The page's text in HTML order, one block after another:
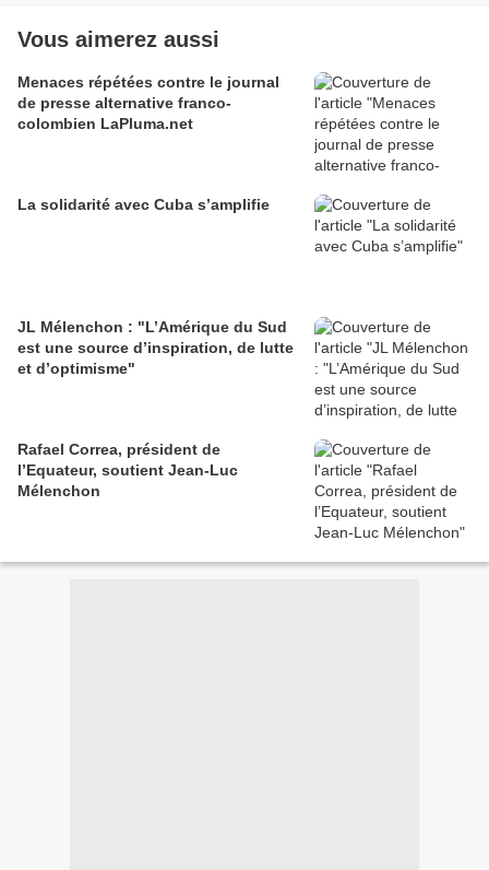
Vous aimerez aussi
Menaces répétées contre le journal
de presse alternative franco-
colombien LaPluma.net
La solidarité avec Cuba s’amplifie
JL Mélenchon : "L’Amérique du Sud
est une source d’inspiration, de lutte
et d’optimisme"
Rafael Correa, président de
l’Equateur, soutient Jean-Luc
Mélenchon